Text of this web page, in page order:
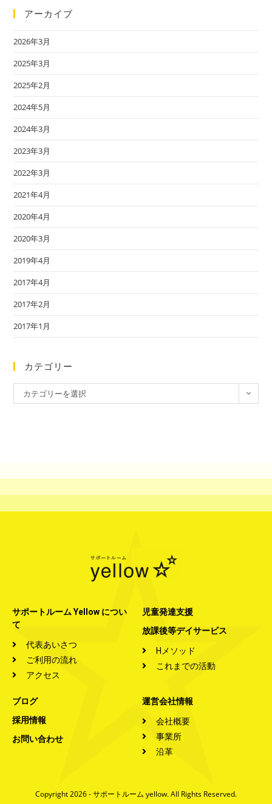
アーカイブ
2026年3月
2025年3月
2025年2月
2024年5月
2024年3月
2023年3月
2022年3月
2021年4月
2020年4月
2020年3月
2019年4月
2017年4月
2017年2月
2017年1月
カテゴリー
カテゴリーを選択
サポートルーム Yellow につい
て
代表あいさつ
ご利用の流れ
アクセス
児童発達支援
放課後等デイサービス
Hメソッド
これまでの活動
ブログ
採用情報
お問い合わせ
運営会社情報
会社概要
事業所
沿革
Copyright 2026 - サポートルーム yellow. All Rights Reserved.